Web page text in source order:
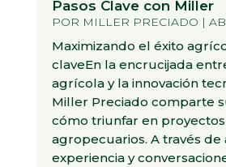
Pasos Clave con Miller
POR MILLER PRECIADO |
Maximizando el éxito
claveEn la encrucijada
agrícola y la innovación
Miller Preciado comparte
cómo triunfar en proyectos
agropecuarios. A través de
experiencia y